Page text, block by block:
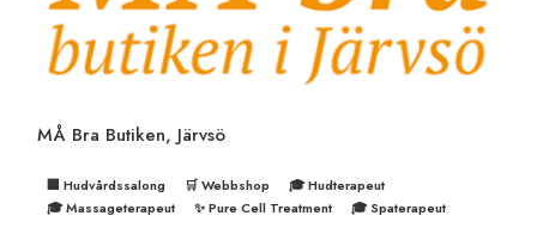
MÅ Bra Butiken, Järvsö
🏢 Hudvårdssalong 🛒 Webbshop
🎓 Hudterapeut
🎓 Massageterapeut
✨ Pure Cell Treatment 🎓 Spaterapeut